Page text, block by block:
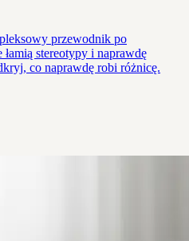
przewodnik po
stereotypy i naprawdę
co naprawdę robi różnicę.